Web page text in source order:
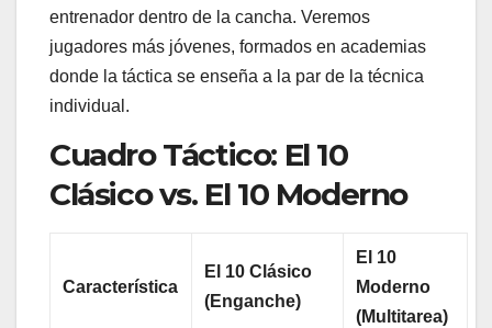
entrenador dentro de la cancha. Veremos
jugadores más jóvenes, formados en academias
donde la táctica se enseña a la par de la técnica
individual.
Cuadro Táctico: El 10
Clásico vs. El 10 Moderno
Característica
El 10 Clásico
(Enganche)
El 10
Moderno
(Multitarea)